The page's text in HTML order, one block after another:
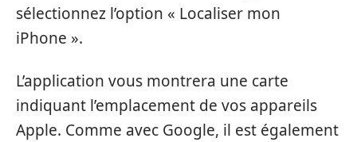
sélectionnez l’option « Localiser mon
iPhone ».
L’application vous montrera une carte
indiquant l’emplacement de vos appareils
Apple. Comme avec Google, il est également